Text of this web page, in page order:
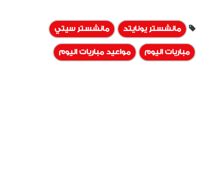
مانشستر يونايتد مانشستر سيتي
مباريات اليوم مواعيد مباريات اليوم